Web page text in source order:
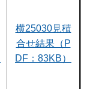
横25030見積
合せ結果（P
DF：83KB）